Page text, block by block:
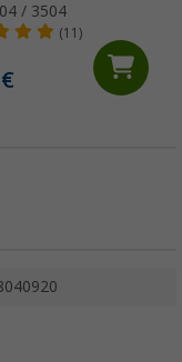
/ 3504
(11)